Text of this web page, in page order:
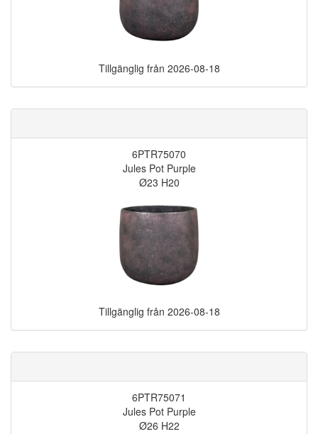
Tillgänglig från 2026-08-18
6PTR75070
Jules Pot Purple
Ø23 H20
Tillgänglig från 2026-08-18
6PTR75071
Jules Pot Purple
Ø26 H22